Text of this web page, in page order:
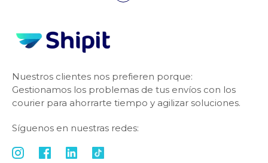
Nuestros clientes nos prefieren porque:
Gestionamos los problemas de tus envíos con los
courier para ahorrarte tiempo y agilizar soluciones.
Síguenos en nuestras redes: